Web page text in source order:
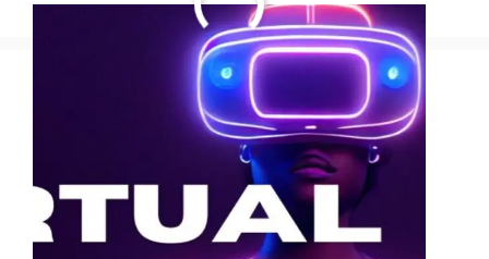
SWP क्या है? म्यूचुअल फंड से भी अच्छा